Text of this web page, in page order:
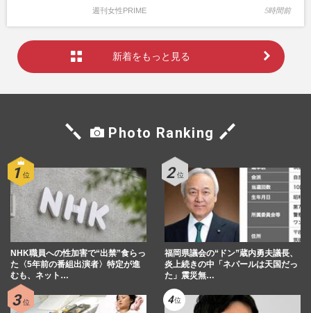
週刊女性PRIME 5時間前
新着をもっと見る
Photo Ranking
NHK職員への性加害で“出禁”食らっ
た〈5年前の番組出演者〉特定が進
むも、ネット…
福岡県議会の“ドン”蔵内勇夫議長、
炎上続きの中「ネパールは天国だっ
た」震災無…